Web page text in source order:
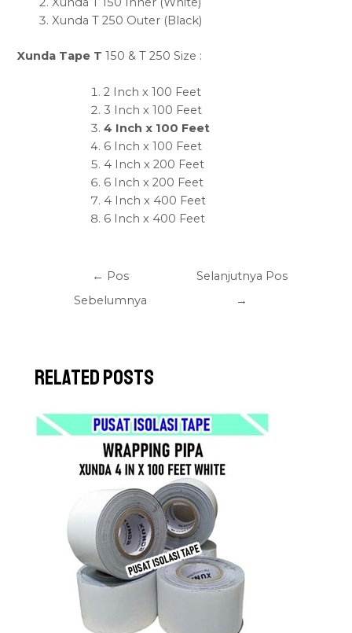
Xunda T 250 Outer (Black)
Xunda Tape T 150 & T 250 Size :
2 Inch x 100 Feet
3 Inch x 100 Feet
4 Inch x 100 Feet
6 Inch x 100 Feet
4 Inch x 200 Feet
6 Inch x 200 Feet
4 Inch x 400 Feet
6 Inch x 400 Feet
← Pos
Sebelumnya
Selanjutnya Pos
→
Related Posts